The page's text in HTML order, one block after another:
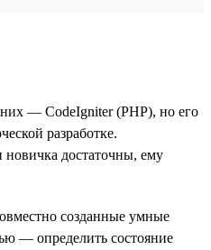
них — CodeIgniter (PHP), но его
разработке.
достаточны, ему
созданные умные
— определить состояние